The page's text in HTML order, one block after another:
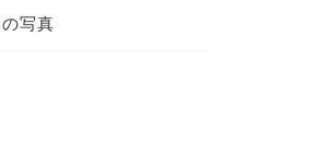
写真